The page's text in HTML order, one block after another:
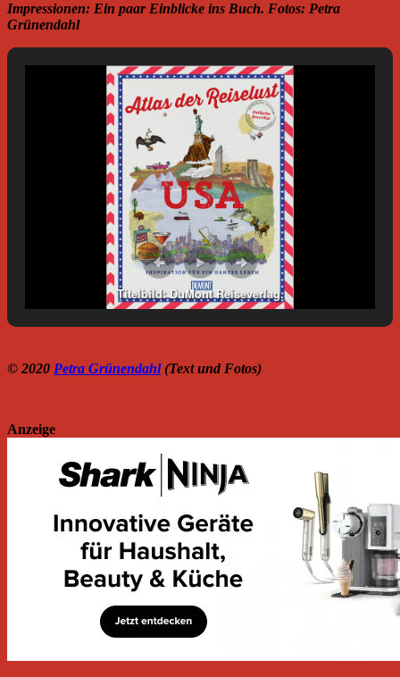
Impressionen: Ein paar Einblicke ins Buch. Fotos: Petra
Grünendahl
Titelbild: DuMont Reiseverlag.
© 2020 Petra Grünendahl(Text und Fotos)
Anzeige